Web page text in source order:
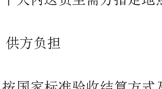
方组织验收,需方验收合格后,供方提供全额增值税发票后，需方10个